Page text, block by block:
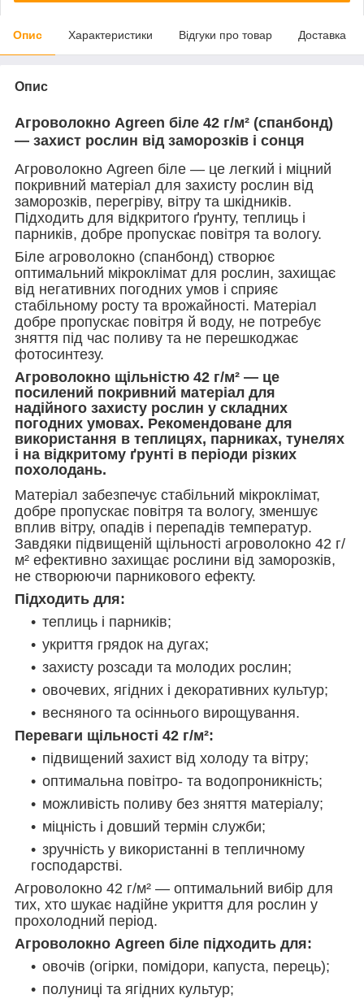
Опис Характеристики Відгуки про товар Доставка
Опис
Агроволокно Agreen біле 42 г/м² (спанбонд)
— захист рослин від заморозків і сонця
Агроволокно Agreen біле — це легкий і міцний
покривний матеріал для захисту рослин від
заморозків, перегріву, вітру та шкідників.
Підходить для відкритого ґрунту, теплиць і
парників, добре пропускає повітря та вологу.
Біле агроволокно (спанбонд) створює
оптимальний мікроклімат для рослин, захищає
від негативних погодних умов і сприяє
стабільному росту та врожайності. Матеріал
добре пропускає повітря й воду, не потребує
зняття під час поливу та не перешкоджає
фотосинтезу.
Агроволокно щільністю 42 г/м² — це
посилений покривний матеріал для
надійного захисту рослин у складних
погодних умовах. Рекомендоване для
використання в теплицях, парниках, тунелях
і на відкритому ґрунті в періоди різких
похолодань.
Матеріал забезпечує стабільний мікроклімат,
добре пропускає повітря та вологу, зменшує
вплив вітру, опадів і перепадів температур.
Завдяки підвищеній щільності агроволокно 42 г/
м² ефективно захищає рослини від заморозків,
не створюючи парникового ефекту.
Підходить для:
теплиць і парників;
укриття грядок на дугах;
захисту розсади та молодих рослин;
овочевих, ягідних і декоративних культур;
весняного та осіннього вирощування.
Переваги щільності 42 г/м²:
підвищений захист від холоду та вітру;
оптимальна повітро- та водопроникність;
можливість поливу без зняття матеріалу;
міцність і довший термін служби;
зручність у використанні в тепличному
господарстві.
Агроволокно 42 г/м² — оптимальний вибір для
тих, хто шукає надійне укриття для рослин у
прохолодний період.
Агроволокно Agreen біле підходить для:
овочів (огірки, помідори, капуста, перець);
полуниці та ягідних культур;